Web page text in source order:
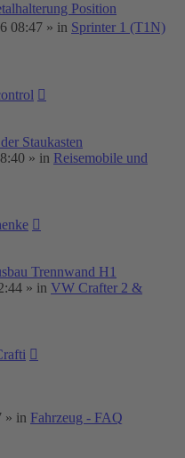
Position
08:47 » in Sprinter 1 (T1N)
Staukasten
» in Reisemobile und
Trennwand H1
» in VW Crafter 2 &
» in Fahrzeug - FAQ